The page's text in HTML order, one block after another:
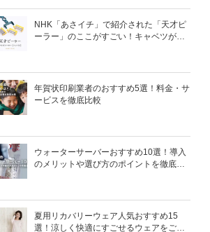
NHK「あさイチ」で紹介された「天才ピ
ーラー」のここがすごい！キャベツがほ
年賀状印刷業者のおすすめ5選！料金・サ
ービスを徹底比較
ウォーターサーバーおすすめ10選！導入
のメリットや選び方のポイントを徹底解
夏用リカバリーウェア人気おすすめ15
選！涼しく快適にすごせるウェアをご紹